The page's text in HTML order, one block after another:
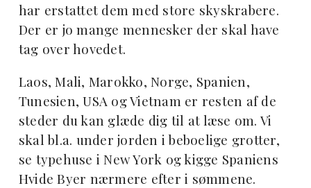
har erstattet dem med store skyskrabere.
Der er jo mange mennesker der skal have
tag over hovedet.
Laos, Mali, Marokko, Norge, Spanien,
Tunesien, USA og Vietnam er resten af de
steder du kan glæde dig til at læse om. Vi
skal bl.a. under jorden i beboelige grotter,
se typehuse i New York og kigge Spaniens
Hvide Byer nærmere efter i sømmene.